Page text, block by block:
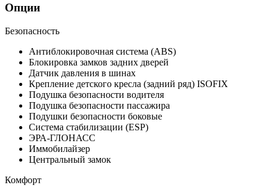
Опции
Безопасность
Антиблокировочная система (ABS)
Блокировка замков задних дверей
Датчик давления в шинах
Крепление детского кресла (задний ряд) ISOFIX
Подушка безопасности водителя
Подушка безопасности пассажира
Подушки безопасности боковые
Система стабилизации (ESP)
ЭРА-ГЛОНАСС
Иммобилайзер
Центральный замок
Комфорт